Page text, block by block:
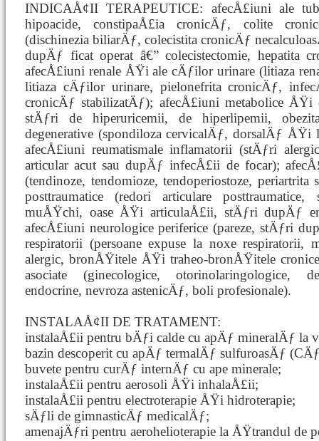
INDICAÅ¢II TERAPEUTICE: afecÅ£iuni ale
hipoacide, constipaÅ£ia cronicÄƒ, colite
(dischinezia biliarÄƒ, colecistita cronicÄƒ
dupÄƒ ficat operat â€” colecistectomie, hepatita
afecÅ£iuni renale ÅŸi ale cÄƒilor urinare (litiaza
litiaza cÄƒilor urinare, pielonefrita cronicÄƒ,
cronicÄƒ stabilizatÄƒ); afecÅ£iuni metabolice ÅŸi
stÄƒri de hiperuricemii, de hiperlipemii,
degenerative (spondiloza cervicalÄƒ, dorsalÄƒ ÅŸi
afecÅ£iuni reumatismale inflamatorii (stÄƒri
articular acut sau dupÄƒ infecÅ£ii de focar);
(tendinoze, tendomioze, tendoperiostoze,
posttraumatice (redori articulare
muÅŸchi, oase ÅŸi articulaÅ£ii, stÄƒri dupÄƒ
afecÅ£iuni neurologice periferice (pareze, stÄƒri
respiratorii (persoane expuse la noxe respiratorii,
alergic, bronÅŸitele ÅŸi traheo-bronÅŸitele
asociate (ginecologice, otorinolaringologice,
endocrine, nevroza astenicÄƒ, boli profesionale).
INSTALAÅ¢II DE TRATAMENT:
instalaÅ£ii pentru bÄƒi calde cu apÄƒ mineralÄƒ la
bazin descoperit cu apÄƒ termalÄƒ sulfuroasÄƒ
buvete pentru curÄƒ internÄƒ cu ape minerale;
instalaÅ£ii pentru aerosoli ÅŸi inhalaÅ£ii;
instalaÅ£ii pentru electroterapie ÅŸi hidroterapie;
sÄƒli de gimnasticÄƒ medicalÄƒ;
amenajÄƒri pentru aerohelioterapie la ÅŸtrandul de